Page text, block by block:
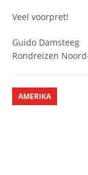
Veel voorpret!
Guido Damsteeg
Rondreizen
AMERIKA